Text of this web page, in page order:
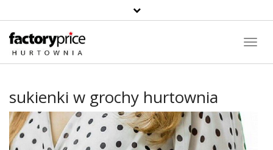
sukienki w grochy hurtownia